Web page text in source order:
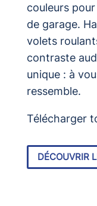
couleurs
de garage.
volets
contraste
unique : à
ressemble.
Télécharger
DÉCOUVRIR